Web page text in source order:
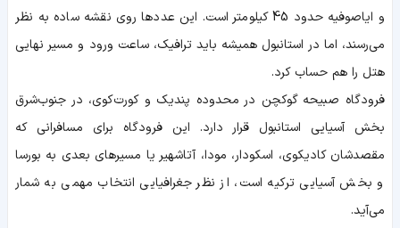
و ایاصوفیه حدود 45 کیلومتر است. این عددها روی نقشه ساده به نظر
می‌رسند، اما در استانبول همیشه باید ترافیک، ساعت ورود و مسیر نهایی
هتل را هم حساب کرد.
فرودگاه صبیحه گوکچن در محدوده پندیک و کورت‌کوی، در جنوب‌شرق
بخش آسیایی استانبول قرار دارد. این فرودگاه برای مسافرانی که
مقصدشان کادیکوی، اسکودار، مودا، آتاشهیر یا مسیرهای بعدی به بورسا
و بخش آسیایی ترکیه است، از نظر جغرافیایی انتخاب مهمی به شمار
می‌آید.